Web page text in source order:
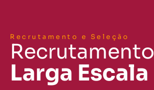
Recrutamento e Seleção
Recrutamento
Larga Escala